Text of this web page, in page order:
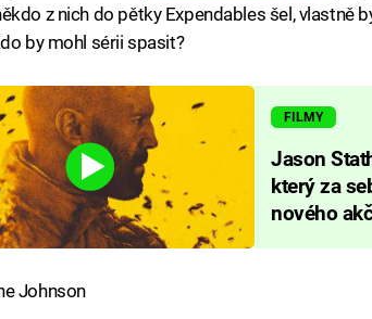
z nich do pětky Expendables šel, vlastně
by mohl sérii spasit?
FILMY
Jason
který za
nového
Johnson